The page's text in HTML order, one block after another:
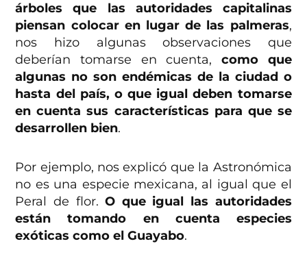
árboles que las autoridades capitalinas
piensan colocar en lugar de las palmeras,
nos hizo algunas observaciones que
deberían tomarse en cuenta, como que
algunas no son endémicas de la ciudad o
hasta del país, o que igual deben tomarse
en cuenta sus características para que se
desarrollen bien.
Por ejemplo, nos explicó que la Astronómica
no es una especie mexicana, al igual que el
Peral de flor.O que igual las autoridades
están tomando en cuenta especies
exóticas como el Guayabo.